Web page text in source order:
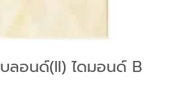
ลอนด์(II) ไดมอนด์ B